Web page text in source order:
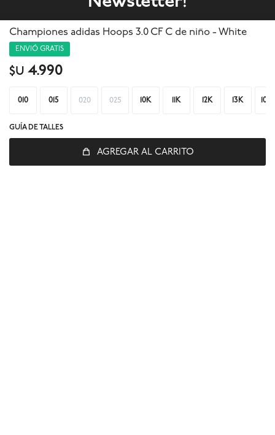
Championes adidas Hoops 3.0 CF C de niño - White
ENVIÓ GRATIS
$U 4.990
010 015 020 025 10K 11K 12K 13K
GUÍA DE TALLES
AGREGAR AL CARRITO
Suscribite a nuestra newsletter y enterate de todas las